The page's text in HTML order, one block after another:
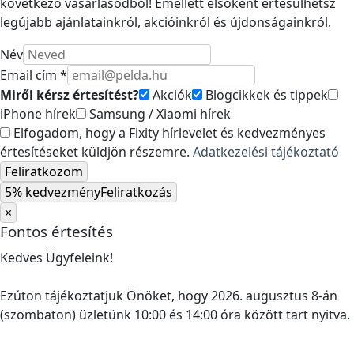
legújabb ajánlatainkról, akcióinkról és újdonságainkról.
Név
Email cím *
Miről kérsz értesítést?
Akciók
Blogcikkek és tippek
iPhone hírek
Samsung / Xiaomi hírek
Elfogadom, hogy a Fixity hírlevelet és kedvezményes
értesítéseket küldjön részemre. Adatkezelési tájékoztató
Feliratkozom
5% kedvezményFeliratkozás
×
Fontos értesítés
Kedves Ügyfeleink!
Ezúton tájékoztatjuk Önöket, hogy 2026. augusztus 8-án
(szombaton) üzletünk 10:00 és 14:00 óra között tart nyitva.